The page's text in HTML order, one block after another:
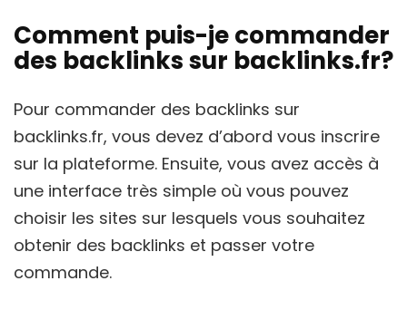
Comment puis-je commander
des backlinks sur backlinks.fr?
Pour commander des backlinks sur
backlinks.fr, vous devez d’abord vous inscrire
sur la plateforme. Ensuite, vous avez accès à
une interface très simple où vous pouvez
choisir les sites sur lesquels vous souhaitez
obtenir des backlinks et passer votre
commande.